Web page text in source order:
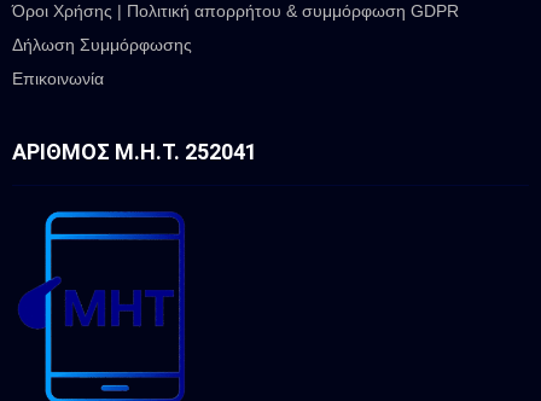
Όροι Χρήσης | Πολιτική απορρήτου & συμμόρφωση GDPR
Δήλωση Συμμόρφωσης
Επικοινωνία
ΑΡΙΘΜΌΣ Μ.Η.Τ. 252041